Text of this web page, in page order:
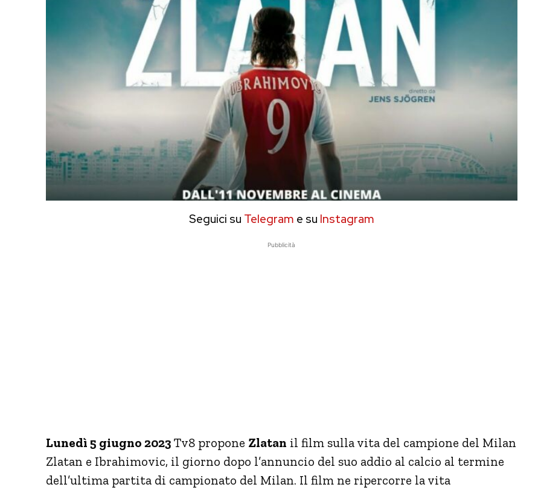
Seguici su Telegram e su Instagram
Pubblicità
Lunedì 5 giugno 2023 Tv8 propone Zlatan il film sulla vita del campione del Milan
Zlatan e Ibrahimovic, il giorno dopo l’annuncio del suo addio al calcio al termine
dell’ultima partita di campionato del Milan. Il film ne ripercorre la vita